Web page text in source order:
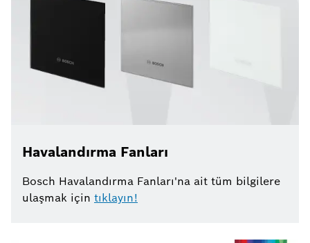
Havalandırma Fanları
Bosch Havalandırma Fanları'na ait tüm bilgilere
ulaşmak için tıklayın!